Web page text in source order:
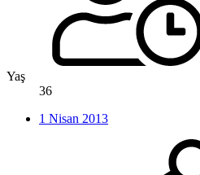
Yaş
36
1 Nisan 2013